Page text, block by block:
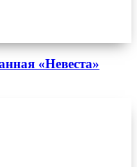
«Невеста»